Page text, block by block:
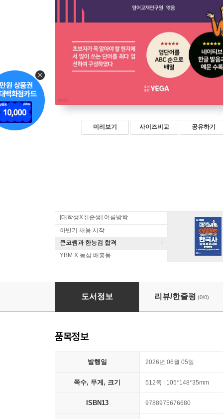
미리보기 사이즈비교 공유하기
[대학생X취준생] 여름방학
하반기 채용 시작
큰코쌤과 한능검 합격
YBM X 농심 배홍동
방구석 영단어
도서정보 리뷰/한줄평 (0/0)
품목정보
발행일 2026년 06월 05일
쪽수, 무게, 크기 512쪽 | 105*148*35mm
ISBN13 9788975676680